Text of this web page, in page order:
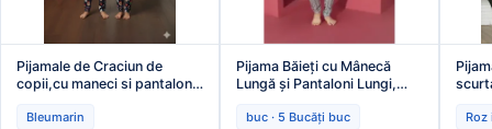
Pijamale de Craciun de
copii,cu maneci si pantaloni
festive,En-gros
Bleumarin
Pijama Băieți cu Mânecă
Lungă și Pantaloni Lungi,
Bordo,Engros
buc · 5 Bucăți buc
Roz